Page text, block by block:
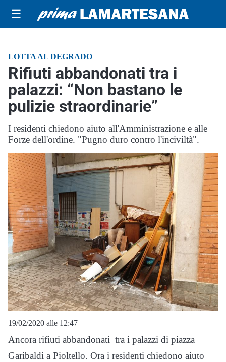
☰
LOTTA AL DEGRADO
Rifiuti abbandonati tra i
palazzi: “Non bastano le
pulizie straordinarie”
I residenti chiedono aiuto all'Amministrazione e alle
Forze dell'ordine. "Pugno duro contro l'inciviltà".
19/02/2020 alle 12:47
Ancora rifiuti abbandonati tra i palazzi di piazza
Garibaldi a Pioltello. Ora i residenti chiedono aiuto